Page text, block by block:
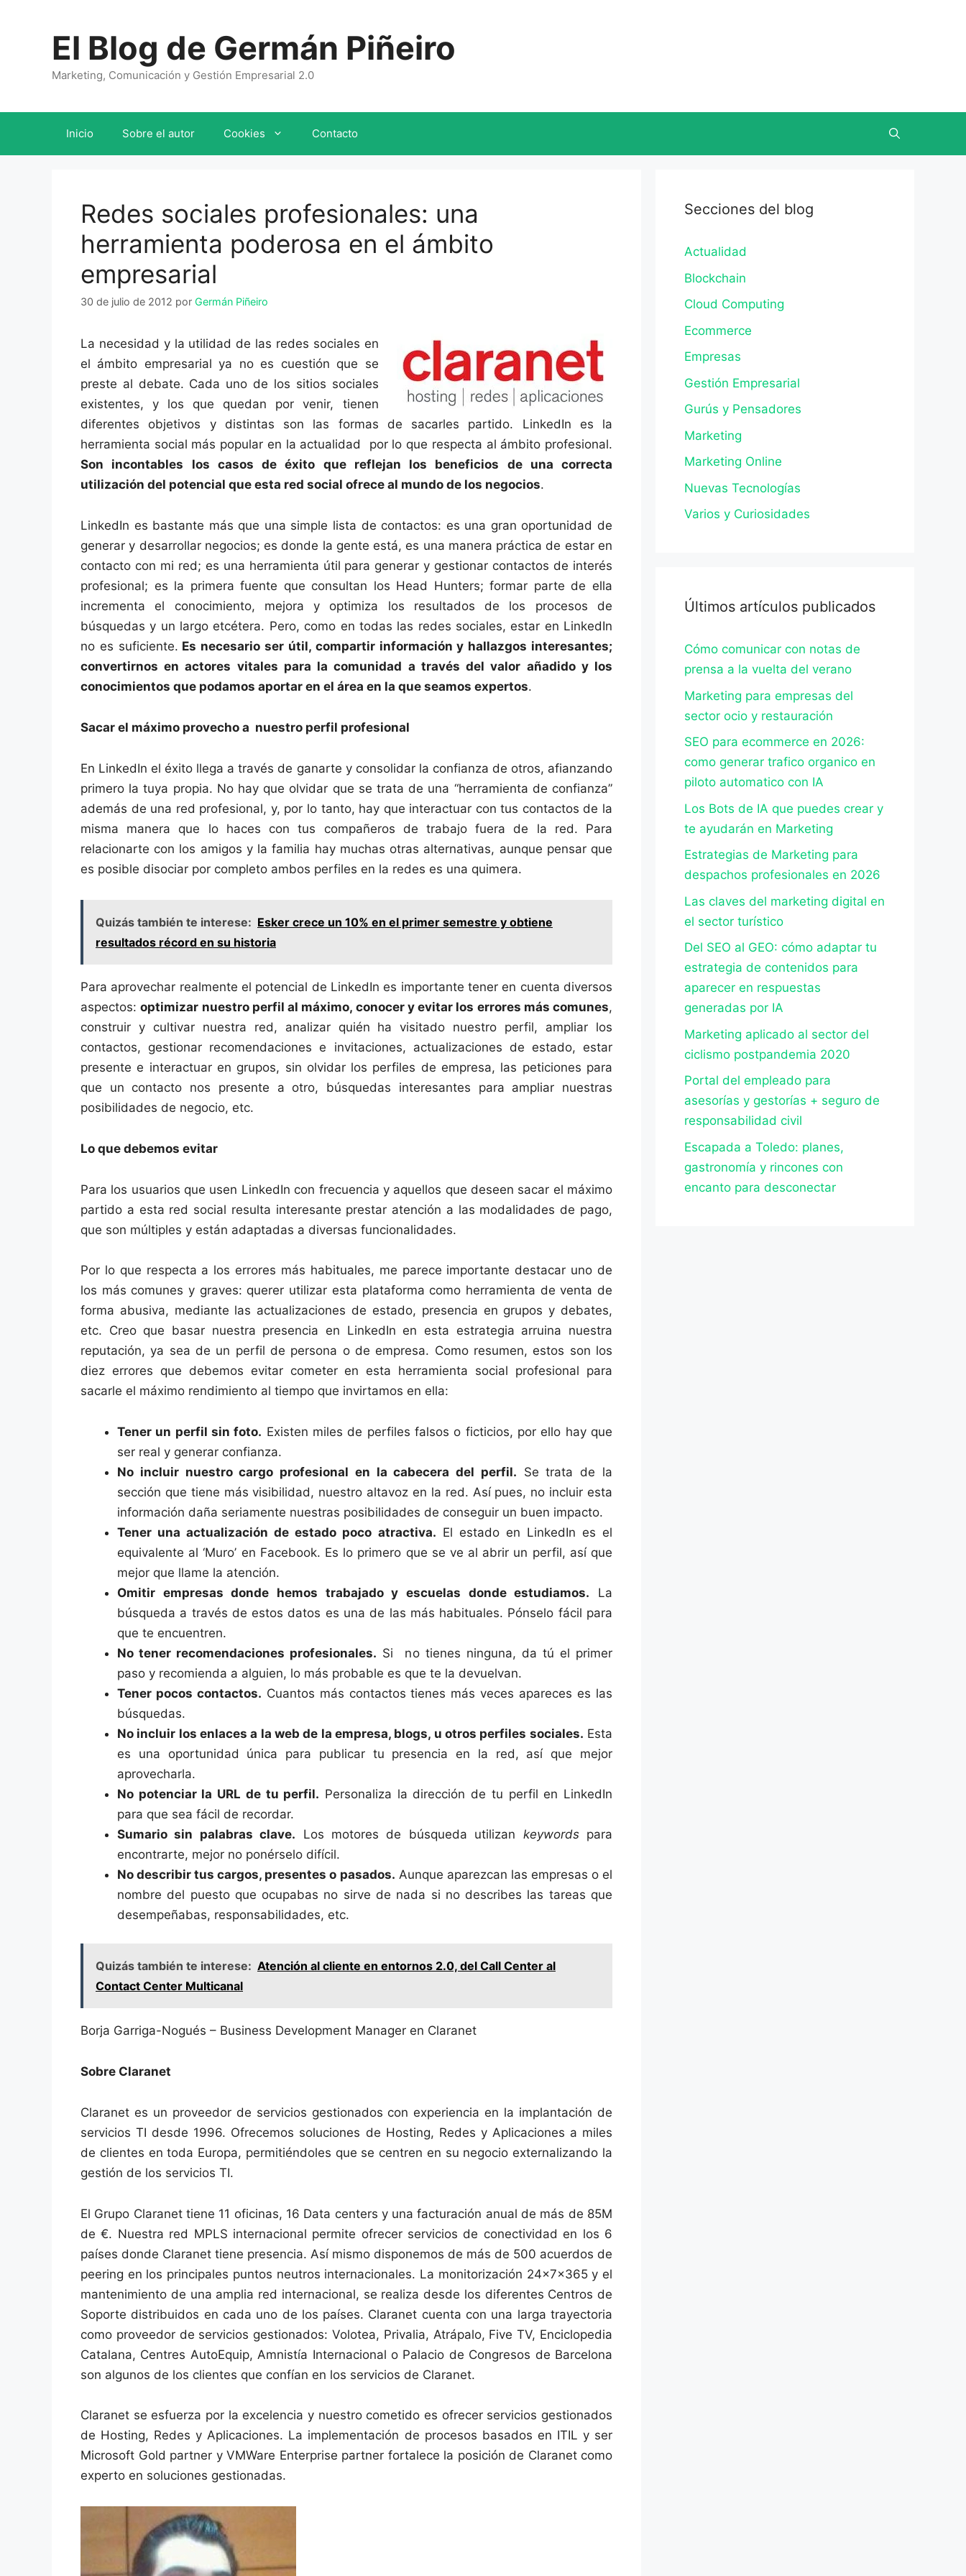
El Blog de Germán Piñeiro
Marketing, Comunicación y Gestión Empresarial 2.0
Inicio Sobre el autor Cookies Contacto
Redes sociales profesionales: una
herramienta poderosa en el ámbito
empresarial
30 de julio de 2012 por Germán Piñeiro
La necesidad y la utilidad de las redes sociales en
el ámbito empresarial ya no es cuestión que se
preste al debate. Cada uno de los sitios sociales
existentes, y los que quedan por venir, tienen
diferentes objetivos y distintas son las formas de sacarles partido. LinkedIn es la
herramienta social más popular en la actualidad por lo que respecta al ámbito profesional.
Son incontables los casos de éxito que reflejan los beneficios de una correcta
utilización del potencial que esta red social ofrece al mundo de los negocios.
LinkedIn es bastante más que una simple lista de contactos: es una gran oportunidad de
generar y desarrollar negocios; es donde la gente está, es una manera práctica de estar en
contacto con mi red; es una herramienta útil para generar y gestionar contactos de interés
profesional; es la primera fuente que consultan los Head Hunters; formar parte de ella
incrementa el conocimiento, mejora y optimiza los resultados de los procesos de
búsquedas y un largo etcétera. Pero, como en todas las redes sociales, estar en LinkedIn
no es suficiente. Es necesario ser útil, compartir información y hallazgos interesantes;
convertirnos en actores vitales para la comunidad a través del valor añadido y los
conocimientos que podamos aportar en el área en la que seamos expertos.
Sacar el máximo provecho a nuestro perfil profesional
En LinkedIn el éxito llega a través de ganarte y consolidar la confianza de otros, afianzando
primero la tuya propia. No hay que olvidar que se trata de una “herramienta de confianza”
además de una red profesional, y, por lo tanto, hay que interactuar con tus contactos de la
misma manera que lo haces con tus compañeros de trabajo fuera de la red. Para
relacionarte con los amigos y la familia hay muchas otras alternativas, aunque pensar que
es posible disociar por completo ambos perfiles en la redes es una quimera.
Quizás también te interese: Esker crece un 10% en el primer semestre y obtiene
resultados récord en su historia
Para aprovechar realmente el potencial de LinkedIn es importante tener en cuenta diversos
aspectos:optimizar nuestro perfil al máximo, conocer y evitar los errores más comunes,
construir y cultivar nuestra red, analizar quién ha visitado nuestro perfil, ampliar los
contactos, gestionar recomendaciones e invitaciones, actualizaciones de estado, estar
presente e interactuar en grupos, sin olvidar los perfiles de empresa, las peticiones para
que un contacto nos presente a otro, búsquedas interesantes para ampliar nuestras
posibilidades de negocio, etc.
Lo que debemos evitar
Para los usuarios que usen LinkedIn con frecuencia y aquellos que deseen sacar el máximo
partido a esta red social resulta interesante prestar atención a las modalidades de pago,
que son múltiples y están adaptadas a diversas funcionalidades.
Por lo que respecta a los errores más habituales, me parece importante destacar uno de
los más comunes y graves: querer utilizar esta plataforma como herramienta de venta de
forma abusiva, mediante las actualizaciones de estado, presencia en grupos y debates,
etc. Creo que basar nuestra presencia en LinkedIn en esta estrategia arruina nuestra
reputación, ya sea de un perfil de persona o de empresa. Como resumen, estos son los
diez errores que debemos evitar cometer en esta herramienta social profesional para
sacarle el máximo rendimiento al tiempo que invirtamos en ella:
Tener un perfil sin foto. Existen miles de perfiles falsos o ficticios, por ello hay que
ser real y generar confianza.
No incluir nuestro cargo profesional en la cabecera del perfil. Se trata de la
sección que tiene más visibilidad, nuestro altavoz en la red. Así pues, no incluir esta
información daña seriamente nuestras posibilidades de conseguir un buen impacto.
Tener una actualización de estado poco atractiva. El estado en LinkedIn es el
equivalente al ‘Muro’ en Facebook. Es lo primero que se ve al abrir un perfil, así que
mejor que llame la atención.
Omitir empresas donde hemos trabajado y escuelas donde estudiamos. La
búsqueda a través de estos datos es una de las más habituales. Pónselo fácil para
que te encuentren.
No tener recomendaciones profesionales. Si no tienes ninguna, da tú el primer
paso y recomienda a alguien, lo más probable es que te la devuelvan.
Tener pocos contactos. Cuantos más contactos tienes más veces apareces es las
búsquedas.
No incluir los enlaces a la web de la empresa, blogs, u otros perfiles sociales. Esta
es una oportunidad única para publicar tu presencia en la red, así que mejor
aprovecharla.
No potenciar la URL de tu perfil. Personaliza la dirección de tu perfil en LinkedIn
para que sea fácil de recordar.
Sumario sin palabras clave. Los motores de búsqueda utilizan keywordspara
encontrarte, mejor no ponérselo difícil.
No describir tus cargos, presentes o pasados. Aunque aparezcan las empresas o el
nombre del puesto que ocupabas no sirve de nada si no describes las tareas que
desempeñabas, responsabilidades, etc.
Quizás también te interese: Atención al cliente en entornos 2.0, del Call Center al
Contact Center Multicanal
Borja Garriga-Nogués – Business Development Manager en Claranet
Sobre Claranet
Claranet es un proveedor de servicios gestionados con experiencia en la implantación de
servicios TI desde 1996. Ofrecemos soluciones de Hosting, Redes y Aplicaciones a miles
de clientes en toda Europa, permitiéndoles que se centren en su negocio externalizando la
gestión de los servicios TI.
El Grupo Claranet tiene 11 oficinas, 16 Data centers y una facturación anual de más de 85M
de €. Nuestra red MPLS internacional permite ofrecer servicios de conectividad en los 6
países donde Claranet tiene presencia. Así mismo disponemos de más de 500 acuerdos de
peering en los principales puntos neutros internacionales. La monitorización 24x7x365 y el
mantenimiento de una amplia red internacional, se realiza desde los diferentes Centros de
Soporte distribuidos en cada uno de los países. Claranet cuenta con una larga trayectoria
como proveedor de servicios gestionados: Volotea, Privalia, Atrápalo, Five TV, Enciclopedia
Catalana, Centres AutoEquip, Amnistía Internacional o Palacio de Congresos de Barcelona
son algunos de los clientes que confían en los servicios de Claranet.
Claranet se esfuerza por la excelencia y nuestro cometido es ofrecer servicios gestionados
de Hosting, Redes y Aplicaciones. La implementación de procesos basados en ITIL y ser
Microsoft Gold partner y VMWare Enterprise partner fortalece la posición de Claranet como
experto en soluciones gestionadas.
Secciones del blog
Actualidad
Blockchain
Cloud Computing
Ecommerce
Empresas
Gestión Empresarial
Gurús y Pensadores
Marketing
Marketing Online
Nuevas Tecnologías
Varios y Curiosidades
Últimos artículos publicados
Cómo comunicar con notas de
prensa a la vuelta del verano
Marketing para empresas del
sector ocio y restauración
SEO para ecommerce en 2026:
como generar trafico organico en
piloto automatico con IA
Los Bots de IA que puedes crear y
te ayudarán en Marketing
Estrategias de Marketing para
despachos profesionales en 2026
Las claves del marketing digital en
el sector turístico
Del SEO al GEO: cómo adaptar tu
estrategia de contenidos para
aparecer en respuestas
generadas por IA
Marketing aplicado al sector del
ciclismo postpandemia 2020
Portal del empleado para
asesorías y gestorías + seguro de
responsabilidad civil
Escapada a Toledo: planes,
gastronomía y rincones con
encanto para desconectar